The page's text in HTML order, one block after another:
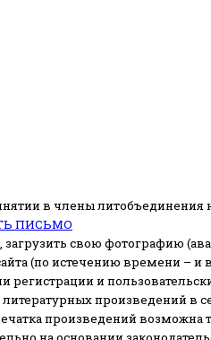
в члены
ПИСЬМО
свою фотографию
(по истечению времени –
регистрации и
произведений в
произведений возможна